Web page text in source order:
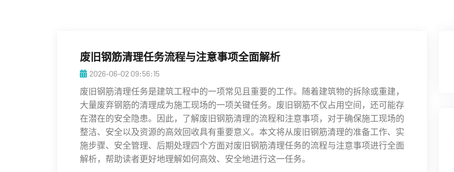
废旧钢筋清理任务流程与注意事项全面解析
2026-06-02 09:56:15
废旧钢筋清理任务是建筑工程中的一项常见且重要的工作。随着建筑物的拆除或重建，
大量废弃钢筋的清理成为施工现场的一项关键任务。废旧钢筋不仅占用空间，还可能存
在潜在的安全隐患。因此，了解废旧钢筋清理的流程和注意事项，对于确保施工现场的
整洁、安全以及资源的高效回收具有重要意义。本文将从废旧钢筋清理的准备工作、实
施步骤、安全管理、后期处理四个方面对废旧钢筋清理任务的流程与注意事项进行全面
解析，帮助读者更好地理解如何高效、安全地进行这一任务。